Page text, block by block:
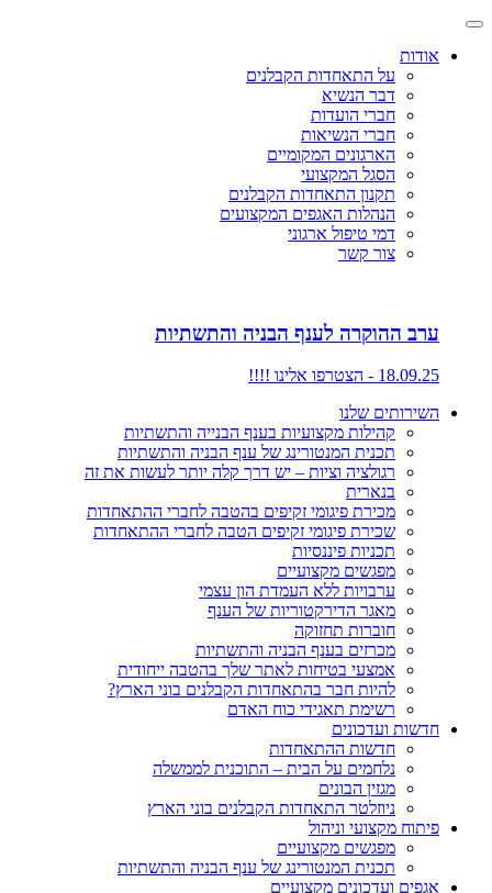
אודות
על התאחדות הקבלנים
דבר הנשיא
חברי הועדות
חברי הנשיאות
הארגונים המקומיים
הסגל המקצועי
תקנון התאחדות הקבלנים
הנהלות האגפים המקצועים
דמי טיפול ארגוני
צור קשר
ערב ההוקרה לענף הבניה והתשתיות
18.09.25 - הצטרפו אלינו !!!!
השירותים שלנו
קהילות מקצועיות בענף הבנייה והתשתיות
תכנית המנטורינג של ענף הבניה והתשתיות
רגולציה וציות – יש דרך קלה יותר לעשות את זה
בנארית
מכירת פיגומי זקיפים בהטבה לחברי ההתאחדות
שכירת פיגומי זקיפים הטבה לחברי ההתאחדות
תכניות פיננסיות
מפגשים מקצועיים
ערבויות ללא העמדת הון עצמי
מאגר הדירקטוריות של הענף
חוברות תחזוקה
מכרזים בענף הבניה והתשתיות
אמצעי בטיחות לאתר שלך בהטבה ייחודית
להיות חבר בהתאחדות הקבלנים בוני הארץ?
רשימת תאגידי כוח האדם
חדשות ועדכונים
חדשות ההתאחדות
נלחמים על הבית – התוכנית לממשלה
מגזין הבונים
ניוזלטר התאחדות הקבלנים בוני הארץ
פיתוח מקצועי וניהול
מפגשים מקצועיים
תכנית המנטורינג של ענף הבניה והתשתיות
אגפים ועדכונים מקצועיים